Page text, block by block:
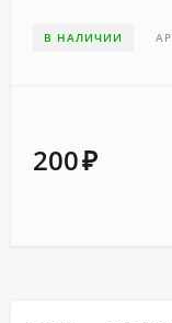
В НАЛИЧИИ
200₽